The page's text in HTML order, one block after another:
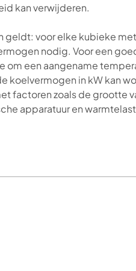
kan verwijderen.
geldt: voor elke kubieke
nodig. Voor een
om een aangename
koelvermogen in kW kan
factoren zoals de grootte
apparatuur en